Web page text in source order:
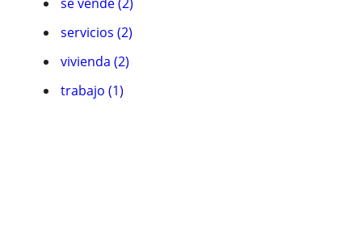
servicios (2)
vivienda (2)
trabajo (1)